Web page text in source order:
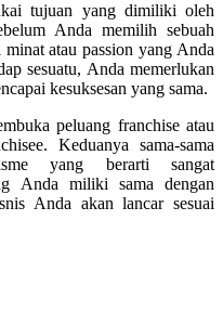
tujuan yang dimiliki oleh
Anda memilih sebuah
atau passion yang Anda
sesuatu, Anda memerlukan
kesuksesan yang sama.
peluang franchise atau
Keduanya sama-sama
yang berarti sangat
Anda miliki sama dengan
Anda akan lancar sesuai